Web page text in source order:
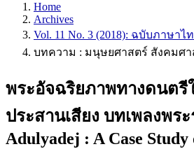
Home
Archives
Vol. 11 No. 3 (2018): ฉบับภาษ
บทความ : มนุษยศาสตร์ สังคมศา
พระอัจฉริยภาพทางดนต
ประสานเสียง บทเพลงพร
Adulyadej : A Case